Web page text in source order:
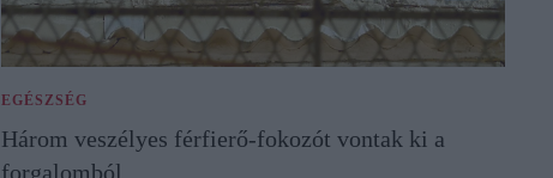
EGÉSZSÉG
Három veszélyes férfierő-fokozót vontak ki a
forgalomból